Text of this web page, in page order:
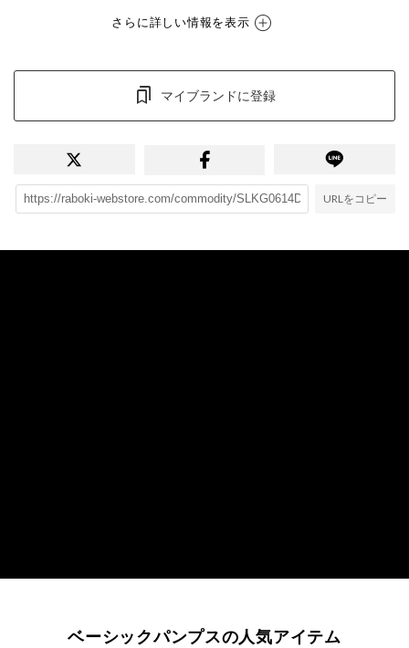
さらに詳しい情報を表示
マイブランドに登録
URLをコピー
ベーシックパンプスの人気アイテム